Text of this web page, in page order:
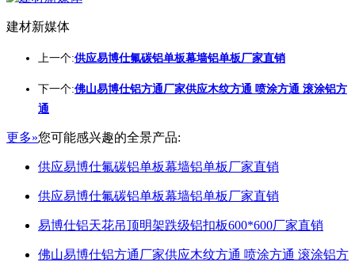
建材新媒体
上一个:供应易博仕氟碳铝单板幕墙铝单板厂家直销
下一个:佛山易博仕铝方通厂家供应木纹方通 喷涂方通 滚涂铝方
通
更多»您可能感兴趣的全景产品:
供应易博仕氟碳铝单板幕墙铝单板厂家直销
供应易博仕氟碳铝单板幕墙铝单板厂家直销
易博仕铝天花吊顶明架跌级铝扣板600*600厂家直销
佛山易博仕铝方通厂家供应木纹方通 喷涂方通 滚涂铝方